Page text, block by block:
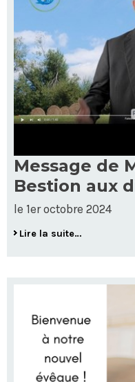
Message de
Bestion aux
le 1er octobre 2024
Lire la suite…